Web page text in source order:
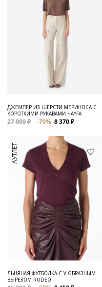
ДЖЕМПЕР ИЗ ШЕРСТИ МЕРИНОСА С
КОРОТКИМИ РУКАВАМИ HAYFA
27 900 ₽ -70% 8 370 ₽
АУТЛЕТ
ЛЬНЯНАЯ ФУТБОЛКА C V-ОБРАЗНЫМ
ВЫРЕЗОМ RODEO